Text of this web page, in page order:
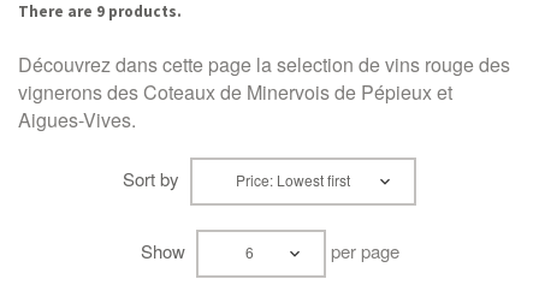
There are 9 products.
Découvrez dans cette page la selection de vins rouge des
vignerons des Coteaux de Minervois de Pépieux et
Aigues-Vives.
Sort by Price: Lowest first
Show 6 per page